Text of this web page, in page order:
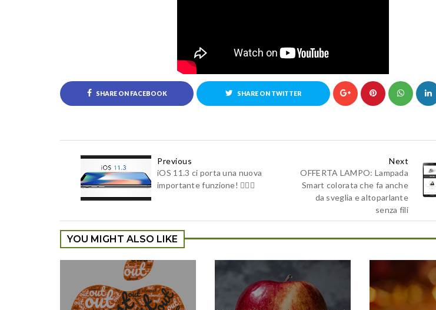
SHARE ON FACEBOOK SHARE ON TWITTER
Next
OFFERTA LAMPO: Lampada
Smart colorata che fa anche
da sveglia e altoparlante
senza fili
Previous
iOS 11.3 ci porta una nuova
importante funzione! 👍🏻😉
YOU MIGHT ALSO LIKE